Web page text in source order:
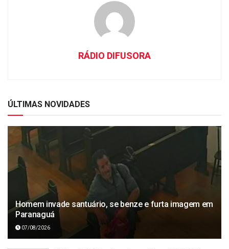
RÁDIO DIFUSORA
ÚLTIMAS NOVIDADES
Homem invade santuário, se benze e furta imagem em
Paranaguá
07/08/2026